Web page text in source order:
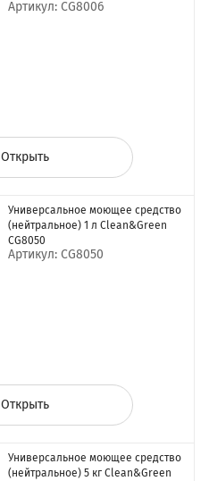
Clean&Green CG8006
Артикул: CG8006
Открыть
Универсальное моющее средство
(нейтральное) 1 л Clean&Green
CG8050
Артикул: CG8050
Открыть
Универсальное моющее средство
(нейтральное) 5 кг Clean&Green